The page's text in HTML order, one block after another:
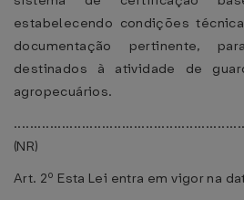
estabelecendo condições
documentação pertinente,
destinados à atividade de
agropecuários.
(NR)
Art. 2º Esta Lei entra em vigor na